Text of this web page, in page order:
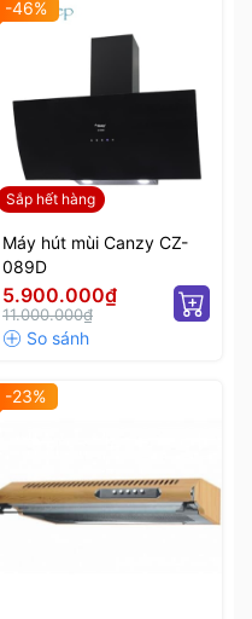
Sắp hết hàng
-46%
Máy hút mùi Canzy CZ-
089D
5.900.000₫
11.000.000₫
-23%